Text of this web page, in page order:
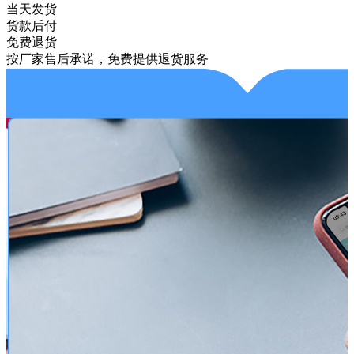
当天发货
货款后付
免费退货
下单即指派拿货员，2小时上门拿货